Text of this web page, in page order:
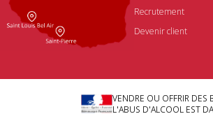
Recrutement
Devenir client
VENDRE OU OFFRIR
L'ABUS D'ALCOOL EST